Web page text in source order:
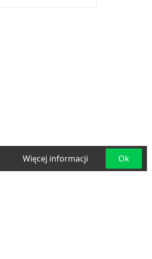
Więcej informacji Ok